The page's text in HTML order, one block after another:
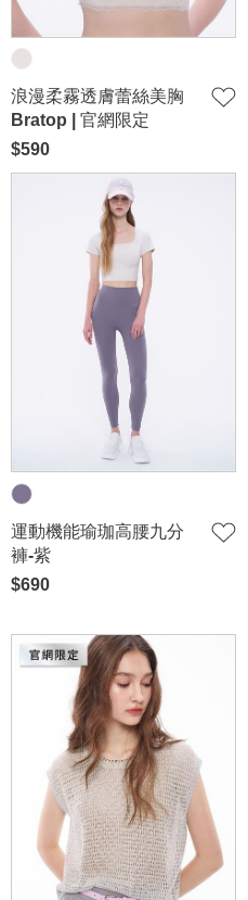
浪漫柔霧透膚蕾絲美胸
Bratop | 官網限定
$590
運動機能瑜珈高腰九分
褲-紫
$690